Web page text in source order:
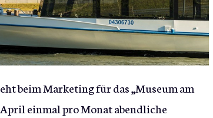
beim Marketing für das „Museum am
einmal pro Monat abendliche